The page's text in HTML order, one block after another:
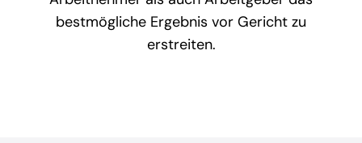
bestmögliche Ergebnis vor Gericht zu
erstreiten.